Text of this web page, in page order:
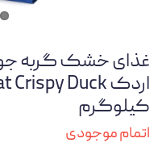
غذای خشک گربه
کیلوگرم
اتمام موجودی